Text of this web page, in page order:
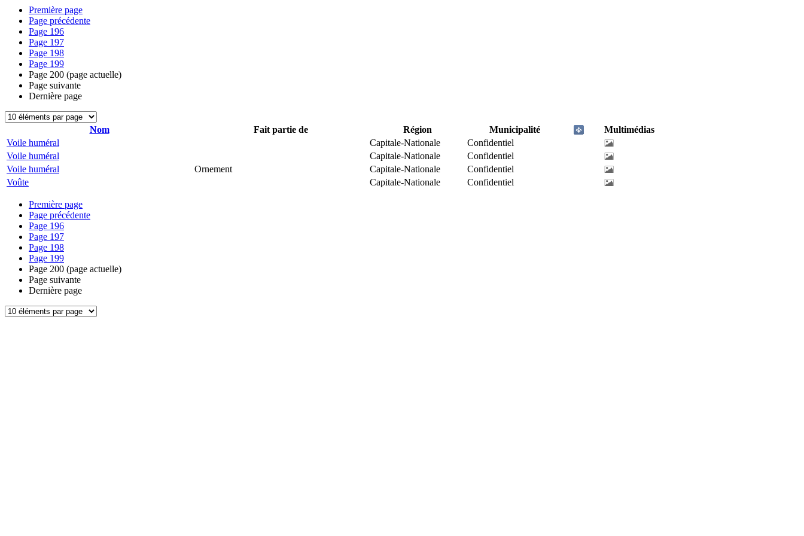
Première page
Page précédente
Page 196
Page 197
Page 198
Page 199
Page 200 (page actuelle)
Page suivante
Dernière page
Nom Fait partie de Région Municipalité
Multimédias
Voile huméral
Capitale-Nationale
Confidentiel
Voile huméral
Capitale-Nationale
Confidentiel
Voile huméral
Ornement Capitale-Nationale
Confidentiel
Voûte
Capitale-Nationale Confidentiel
Première page
Page précédente
Page 196
Page 197
Page 198
Page 199
Page 200 (page actuelle)
Page suivante
Dernière page